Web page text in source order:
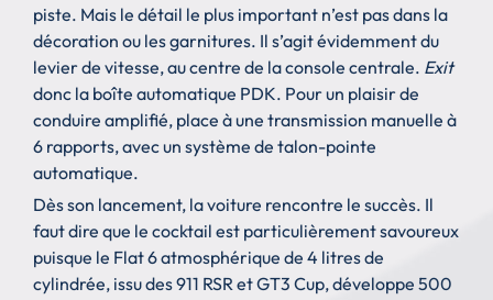
piste. Mais le détail le plus important n’est pas dans la
décoration ou les garnitures. Il s’agit évidemment du
levier de vitesse, au centre de la console centrale. Exit
donc la boîte automatique PDK. Pour un plaisir de
conduire amplifié, place à une transmission manuelle à
6 rapports, avec un système de talon-pointe
automatique.
Dès son lancement, la voiture rencontre le succès. Il
faut dire que le cocktail est particulièrement savoureux
puisque le Flat 6 atmosphérique de 4 litres de
cylindrée, issu des 911 RSR et GT3 Cup, développe 500